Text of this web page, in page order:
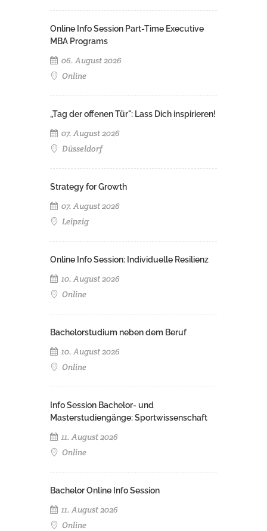
Online Info Session Part-Time Executive
MBA Programs
06. August 2026
Online
„Tag der offenen Tür": Lass Dich inspirieren!
07. August 2026
Düsseldorf
Strategy for Growth
07. August 2026
Leipzig
Online Info Session: Individuelle Resilienz
10. August 2026
Online
Bachelorstudium neben dem Beruf
10. August 2026
Online
Info Session Bachelor- und
Masterstudiengänge: Sportwissenschaft
11. August 2026
Online
Bachelor Online Info Session
11. August 2026
Online